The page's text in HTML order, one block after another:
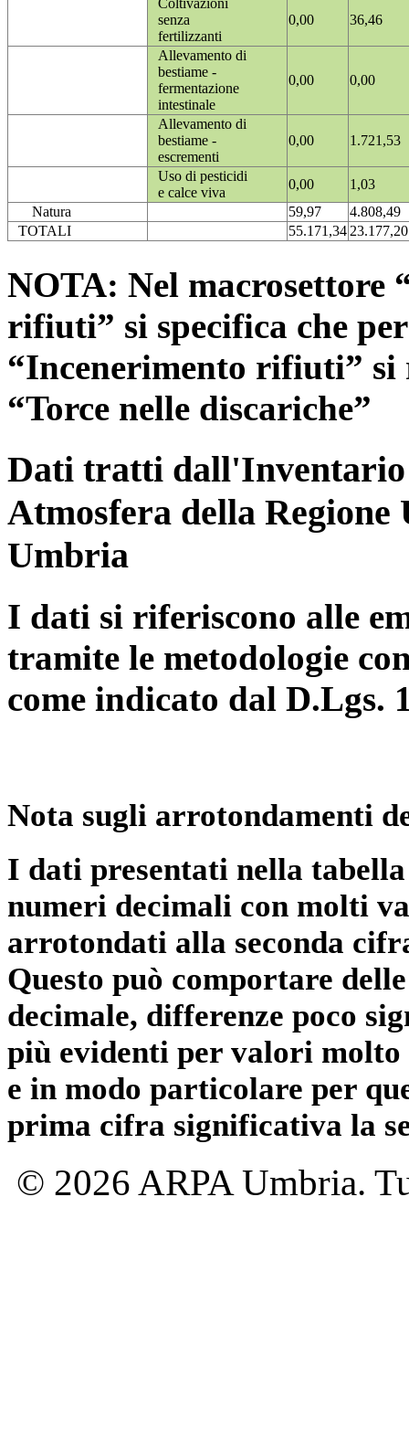
Coltivazioni
senza
fertilizzanti
0,00 36,46
Allevamento di
bestiame -
fermentazione
intestinale
0,00 0,00
Allevamento di
bestiame -
escrementi
0,00 1.721,53
Uso di pesticidi
e calce viva
0,00
1,03
Natura
59,97
4.808,49
TOTALI
55.171,3423.177,20
NOTA: Nel macrosettore
rifiuti” si specifica che
“Incenerimento rifiuti”
“Torce nelle discariche”
Dati tratti dall'Inventario
Atmosfera della
Umbria
I dati si riferiscono alle
tramite le metodologie
come indicato dal D.Lgs.
Nota sugli arrotondamenti
I dati presentati nella
numeri decimali con molti
arrotondati alla seconda
Questo può comportare
decimale, differenze poco
più evidenti per valori
e in modo particolare per
prima cifra significativa la
© 2026 ARPA Umbria.